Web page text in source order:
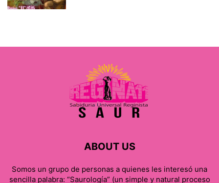
ABOUT US
Somos un grupo de personas a quienes les interesó una
sencilla palabra: “Saurología” (un simple y natural proceso